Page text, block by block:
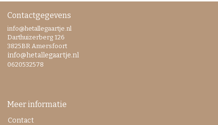
Contactgegevens
info@hetallegaartje.nl
Darthuizerberg 126
3825BR Amersfoort
info@hetallegaartje.nl
0620532578
Meer informatie
Contact